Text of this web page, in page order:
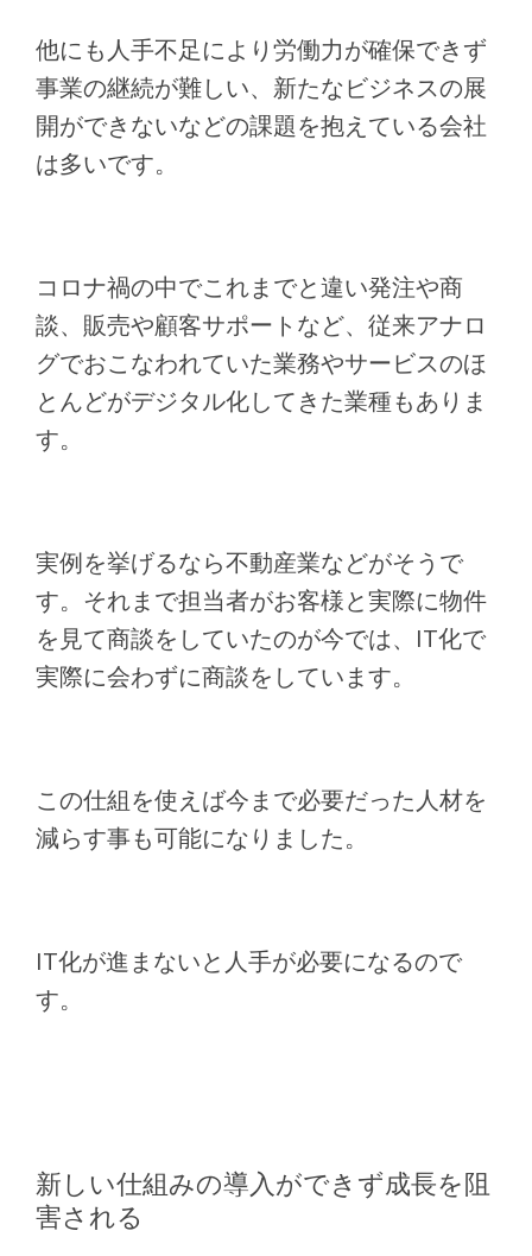
他にも人手不足により労働力が確保できず
事業の継続が難しい、新たなビジネスの展
開ができないなどの課題を抱えている会社
は多いです。
コロナ禍の中でこれまでと違い発注や商
談、販売や顧客サポートなど、従来アナロ
グでおこなわれていた業務やサービスのほ
とんどがデジタル化してきた業種もありま
す。
実例を挙げるなら不動産業などがそうで
す。それまで担当者がお客様と実際に物件
を見て商談をしていたのが今では、IT化で
実際に会わずに商談をしています。
この仕組を使えば今まで必要だった人材を
減らす事も可能になりました。
IT化が進まないと人手が必要になるので
す。
新しい仕組みの導入ができず成長を阻
害される